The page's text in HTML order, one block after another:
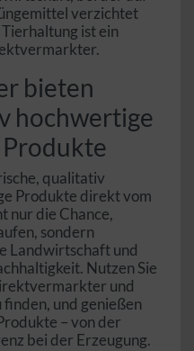
verzichtet
ist ein
bieten
hochwertige
qualitativ
Produkte direkt vom
nur die Chance,
sondern
Landwirtschaft und
Nutzen Sie
und
und genießen
– von der
bei der Erzeugung.